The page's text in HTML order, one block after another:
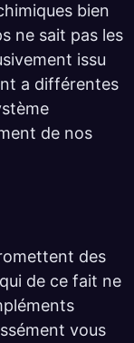
bien
ne sait pas les
issu
a différentes
de nos
des
de ce fait ne
vous